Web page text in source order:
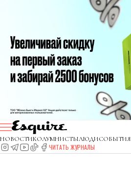
НОВОСТИКОЛУМНИСТЫЛЮДИСОБЫТИЯ
ЧИТАТЬ ЖУРНАЛЫ